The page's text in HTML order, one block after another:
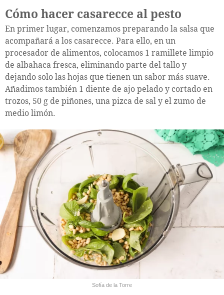
Cómo hacer casarecce al pesto
En primer lugar, comenzamos preparando la salsa que
acompañará a los casarecce. Para ello, en un
procesador de alimentos, colocamos 1 ramillete limpio
de albahaca fresca, eliminando parte del tallo y
dejando solo las hojas que tienen un sabor más suave.
Añadimos también 1 diente de ajo pelado y cortado en
trozos, 50 g de piñones, una pizca de sal y el zumo de
medio limón.
Sofía de la Torre